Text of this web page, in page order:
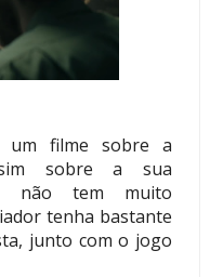
um filme sobre a
sobre a sua
não tem muito
tenha bastante
junto com o jogo